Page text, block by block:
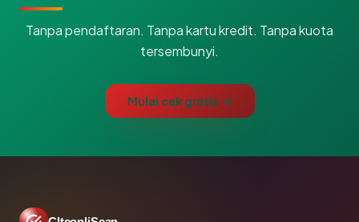
Tanpa pendaftaran. Tanpa kartu kredit. Tanpa kuota
tersembunyi.
Mulai cek gratis →